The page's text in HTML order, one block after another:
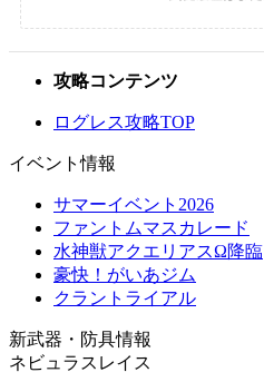
攻略コンテンツ
ログレス攻略TOP
イベント情報
サマーイベント2026
ファントムマスカレード
水神獣アクエリアスΩ降臨
豪快！がいあジム
クラントライアル
新武器・防具情報
ネビュラスレイス